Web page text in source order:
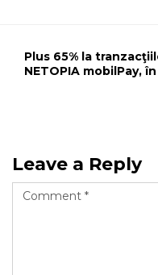
Plus 65% la
NETOPIA mobilPay,
Leave a Reply